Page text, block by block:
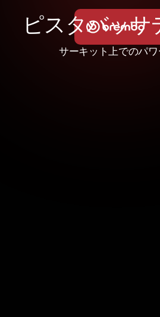
ピス タバッサ
サーキット上でのパワ